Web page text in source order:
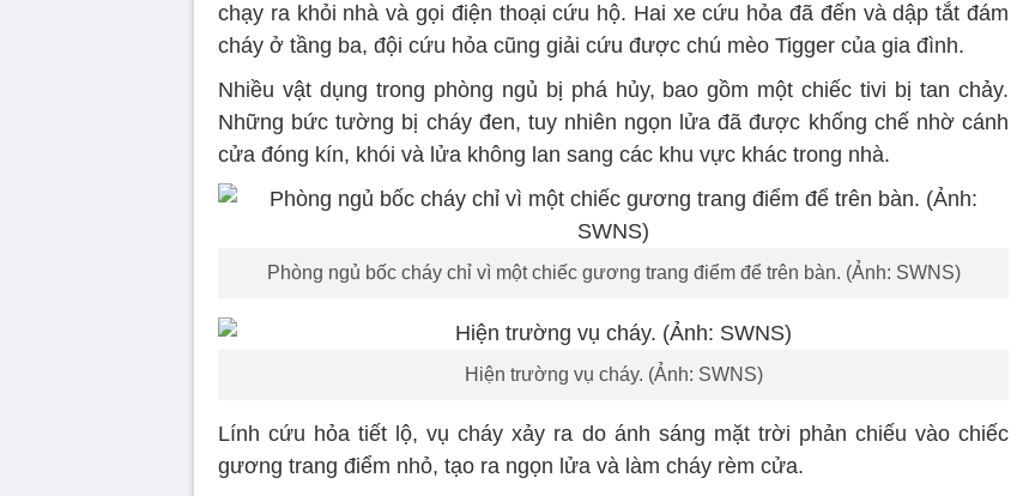
chạy ra khỏi nhà và gọi điện thoại cứu hộ. Hai xe cứu hỏa đã đến và dập tắt đám
cháy ở tầng ba, đội cứu hỏa cũng giải cứu được chú mèo Tigger của gia đình.
Nhiều vật dụng trong phòng ngủ bị phá hủy, bao gồm một chiếc tivi bị tan chảy.
Những bức tường bị cháy đen, tuy nhiên ngọn lửa đã được khống chế nhờ cánh
cửa đóng kín, khói và lửa không lan sang các khu vực khác trong nhà.
Phòng ngủ bốc cháy chỉ vì một chiếc gương trang điểm để trên bàn. (Ảnh: SWNS)
Hiện trường vụ cháy. (Ảnh: SWNS)
Lính cứu hỏa tiết lộ, vụ cháy xảy ra do ánh sáng mặt trời phản chiếu vào chiếc
gương trang điểm nhỏ, tạo ra ngọn lửa và làm cháy rèm cửa.